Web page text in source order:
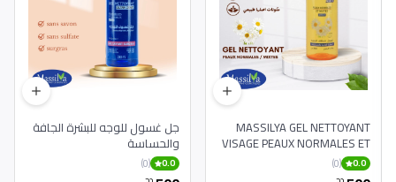
MASSILYA GEL NETTOYANT
VISAGE PEAUX NORMALES ET
MIXTES 250ML
0.0
(0)
جل غسول للوجه للبشرة الجافة
والحساسة
0.0
(0)